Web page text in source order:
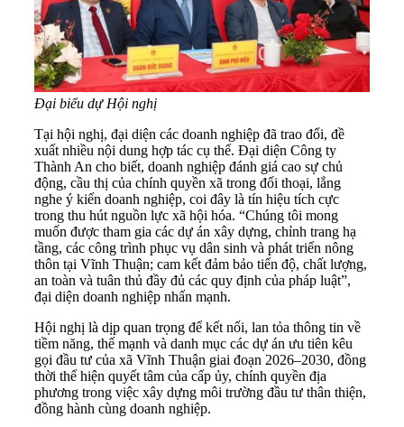
Đại biểu dự Hội nghị
Tại hội nghị, đại diện các doanh nghiệp đã trao đổi, đề
xuất nhiều nội dung hợp tác cụ thể. Đại diện Công ty
Thành An cho biết, doanh nghiệp đánh giá cao sự chủ
động, cầu thị của chính quyền xã trong đối thoại, lắng
nghe ý kiến doanh nghiệp, coi đây là tín hiệu tích cực
trong thu hút nguồn lực xã hội hóa. “Chúng tôi mong
muốn được tham gia các dự án xây dựng, chỉnh trang hạ
tầng, các công trình phục vụ dân sinh và phát triển nông
thôn tại Vĩnh Thuận; cam kết đảm bảo tiến độ, chất lượng,
an toàn và tuân thủ đầy đủ các quy định của pháp luật”,
đại diện doanh nghiệp nhấn mạnh.
Hội nghị là dịp quan trọng để kết nối, lan tỏa thông tin về
tiềm năng, thế mạnh và danh mục các dự án ưu tiên kêu
gọi đầu tư của xã Vĩnh Thuận giai đoạn 2026–2030, đồng
thời thể hiện quyết tâm của cấp ủy, chính quyền địa
phương trong việc xây dựng môi trường đầu tư thân thiện,
đồng hành cùng doanh nghiệp.